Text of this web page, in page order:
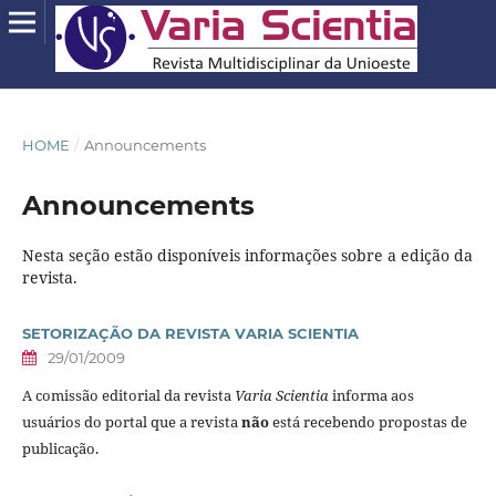
HOME / Announcements
Announcements
Nesta seção estão disponíveis informações sobre a edição da
revista.
SETORIZAÇÃO DA REVISTA VARIA SCIENTIA
29/01/2009
A comissão editorial da revista Varia Scientiainforma aos
usuários do portal que a revistanãoestá recebendo propostas de
publicação.